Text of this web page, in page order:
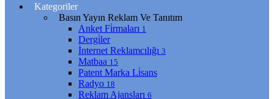
Kategoriler
Basın Yayın Reklam Ve Tanıtım
Anket Fi̇rmaları 1
Dergi̇ler
İnternet Reklamcılığı 3
Matbaa 15
Patent Marka Li̇sans
Radyo 18
Reklam Ajansları 6